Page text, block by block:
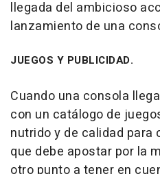
llegada del ambicioso
lanzamiento de una
JUEGOS Y PUBLICIDAD.
Cuando una consola
con un catálogo de
nutrido y de calidad para
que debe apostar por la